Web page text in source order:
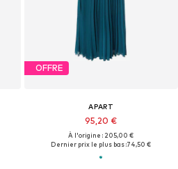
OFFRE
APART
95,20 €
À l'origine : 205,00 €
Dernier prix le plus bas :74,50 €